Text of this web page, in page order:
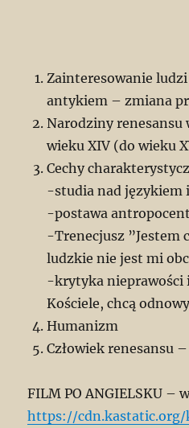
Zainteresowanie
antykiem – zmiana
Narodziny renesansu
wieku XIV (do wieku
Cechy
-studia nad językiem
-postawa
-Trenecjusz ”Jestem
ludzkie nie jest mi
-krytyka nieprawości
Kościele, chcą
Humanizm
Człowiek renesansu –
FILM PO ANGIELSKU –
https://